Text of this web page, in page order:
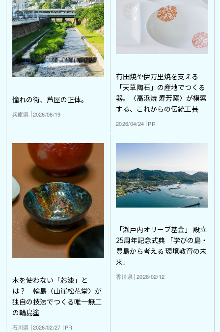
憧れの街、芦屋の正体。
兵庫県 2026/06/19
有田焼や伊万里焼を支える
「天草陶石」の産地でつくる
器。〈高浜焼 寿芳窯〉が模索
する、これからの伝統工芸
2026/04/24 PR
木を使わない「芯漆」と
は？ 輪島〈山崖松花堂〉が
独自の技法でつくる唯一無二
の輪島塗
石川県 2026/02/27 PR
「瀬戸内オリーブ基金」 設立
25周年記念式典 「学びの島・
豊島から考える 環境教育の未
来」
香川県 2026/02/12